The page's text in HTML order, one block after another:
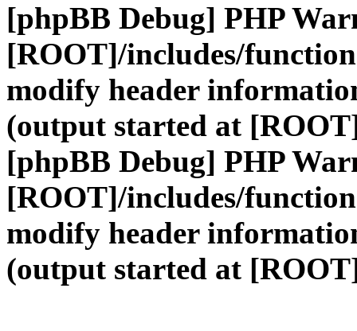
[phpBB Debug] PHP
[ROOT]/includes/
modify header
(output started at
[phpBB Debug] PHP
[ROOT]/includes/
modify header
(output started at